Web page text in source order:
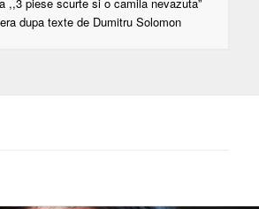
dupa texte de Dumitru Solomon